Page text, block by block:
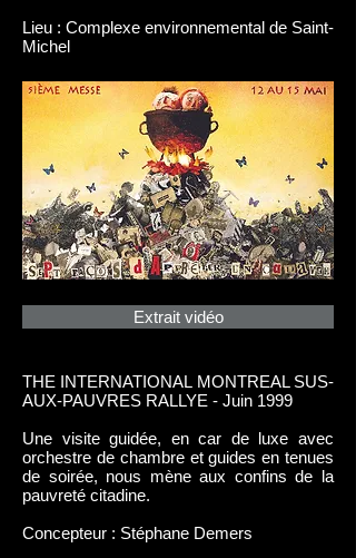
Lieu : Complexe environnemental de Saint-
Michel
Extrait vidéo
THE INTERNATIONAL MONTREAL SUS-
AUX-PAUVRES RALLYE - Juin 1999
Une visite guidée, en car de luxe avec
orchestre de chambre et guides en tenues
de soirée, nous mène aux confins de la
pauvreté citadine.
Concepteur : Stéphane Demers